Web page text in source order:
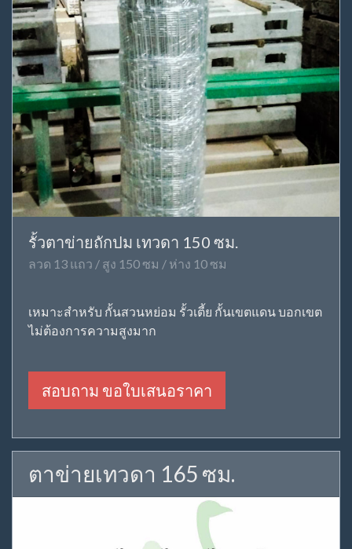
รั้วตาข่ายถักปม เทวดา 150 ซม.
ลวด 13 แถว / สูง 150 ซม / ห่าง 10 ซม
เหมาะสำหรับ กั้นสวนหย่อม รั้วเตี้ย กั้นเขตแดน บอกเขต
ไม่ต้องการความสูงมาก
สอบถาม ขอใบเสนอราคา
ตาข่ายเทวดา 165 ซม.